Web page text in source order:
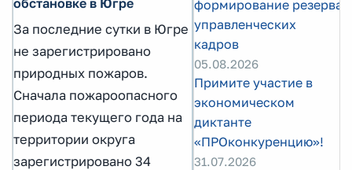
За последние сутки в Югре
не зарегистрировано
природных пожаров.
Сначала пожароопасного
периода текущего года на
территории округа
зарегистрировано 34
формирование резерва
управленческих
кадров
05.08.2026
Примите участие в
экономическом
диктанте
«ПРОконкуренцию»!
31.07.2026